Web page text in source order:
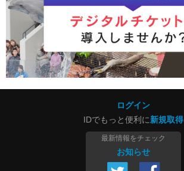
ログイン
IDでもっと便利に新規取得
最新情報をチェック
お知らせ